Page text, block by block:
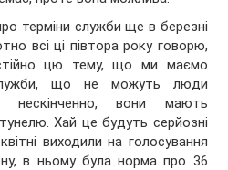
терміни служби ще в березні
всі ці півтора року говорю,
цю тему, що ми маємо
що не можуть люди
нескінченно, вони мають
Хай це будуть серйозні
виходили на голосування
в ньому була норма про 36